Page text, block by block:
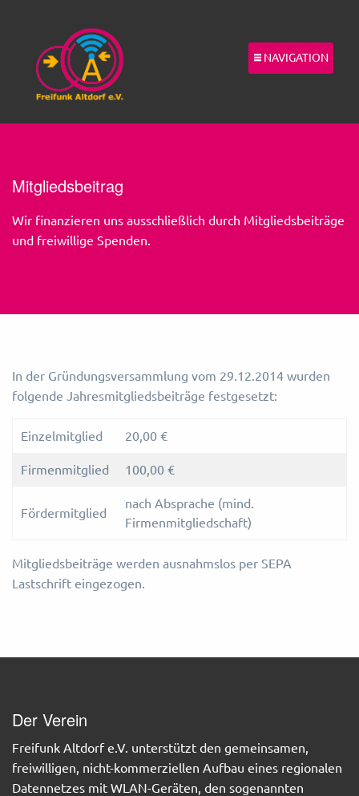
NAVIGATION
Mitgliedsbeitrag
Wir finanzieren uns ausschließlich durch Mitgliedsbeiträge
und freiwillige Spenden.
In der Gründungsversammlung vom 29.12.2014 wurden
folgende Jahresmitgliedsbeiträge festgesetzt:
Einzelmitglied 20,00 €
Firmenmitglied 100,00 €
Fördermitglied
nach Absprache (mind.
Firmenmitgliedschaft)
Mitgliedsbeiträge werden ausnahmslos per SEPA
Lastschrift eingezogen.
Der Verein
Freifunk Altdorf e.V. unterstützt den gemeinsamen,
freiwilligen, nicht-kommerziellen Aufbau eines regionalen
Datennetzes mit WLAN-Geräten, den sogenannten